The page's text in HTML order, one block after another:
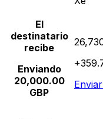
El
destinatario
recibe
Enviando
20,000.00
GBP